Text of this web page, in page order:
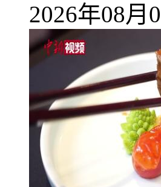
2026年08月